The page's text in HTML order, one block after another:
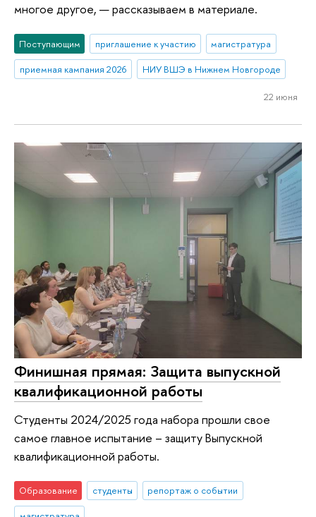
многое другое, — рассказываем в материале.
Поступающим приглашение к участию
магистратура
приемная кампания 2026
НИУ ВШЭ в Нижнем Новгороде
22 июня
Финишная прямая: Защита выпускной
квалификационной работы
Студенты 2024/2025 года набора прошли свое
самое главное испытание – защиту Выпускной
квалификационной работы.
Образование студенты
репортаж о событии